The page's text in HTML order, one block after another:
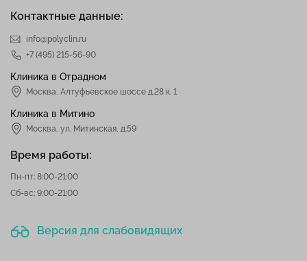
Контактные данные:
info@polyclin.ru
+7 (495) 215-56-90
Клиника в Отрадном
Москва, Алтуфьевское шоссе д.28 к. 1
Клиника в Митино
Москва, ул. Митинская, д.59
Время работы:
Пн-пт: 8:00-21:00
Сб-вс: 9:00-21:00
Версия для слабовидящих